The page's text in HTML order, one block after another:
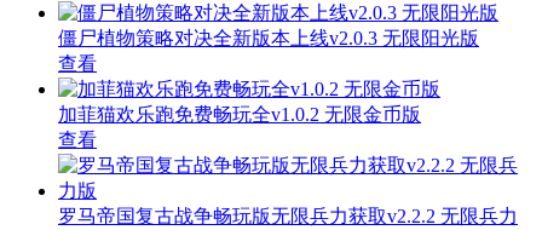
僵尸植物策略对决全新版本上线v2.0.3 无限阳光版
查看
加菲猫欢乐跑免费畅玩全v1.0.2 无限金币版
查看
罗马帝国复古战争畅玩版无限兵力获取v2.2.2 无限兵力